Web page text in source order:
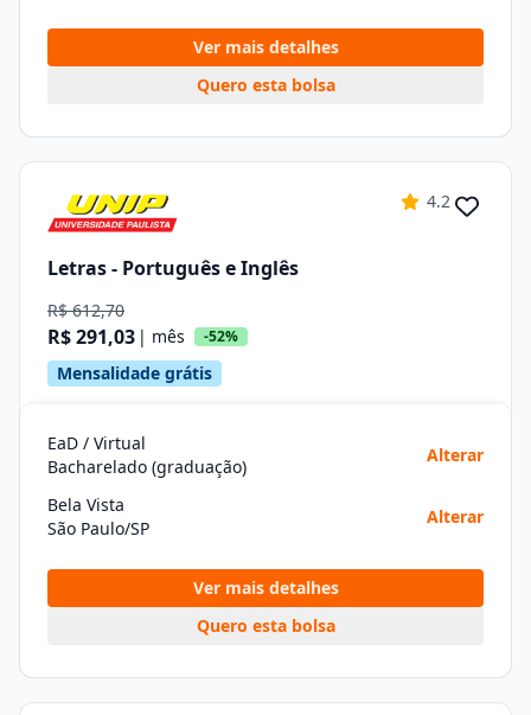
Ver mais detalhes
Quero esta bolsa
4.2
Letras - Português e Inglês
R$ 612,70
R$ 291,03 | mês -52%
Mensalidade grátis
EaD / Virtual
Bacharelado (graduação)
Alterar
Bela Vista
São Paulo/SP
Alterar
Ver mais detalhes
Quero esta bolsa